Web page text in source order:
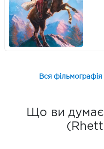
Вся
Що ви
(Rhett